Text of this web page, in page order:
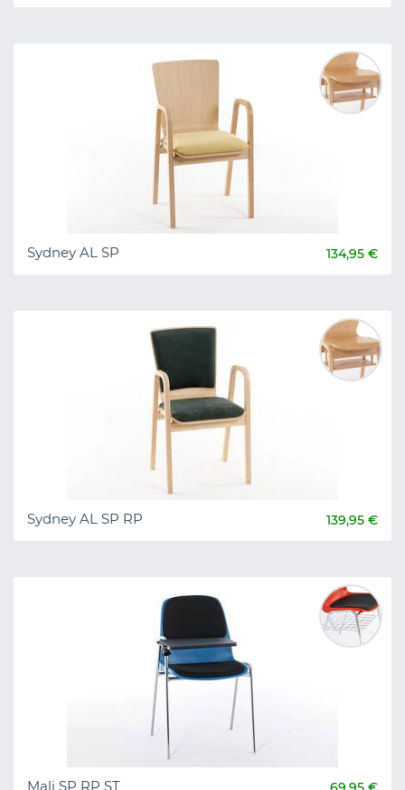
Sydney AL SP 134,95 €
Sydney AL SP RP 139,95 €
Mali SP RP ST